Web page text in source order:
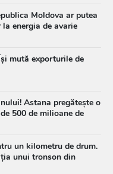
energia de avarie
mută exporturile de
Astana pregătește o
500 de milioane de
un kilometru de drum.
unui tronson din